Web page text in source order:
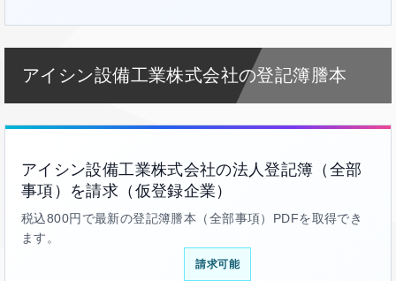
アイシン設備工業株式会社の登記簿謄本
アイシン設備工業株式会社の法人登記簿（全部
事項）を請求（仮登録企業）
税込800円で最新の登記簿謄本（全部事項）PDFを取得でき
ます。
請求可能